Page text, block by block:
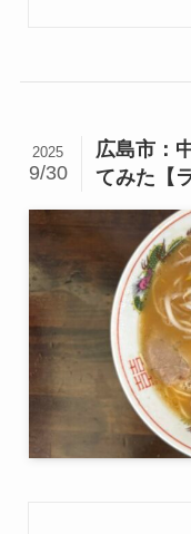
広島市：
てみた【
2025
9/30